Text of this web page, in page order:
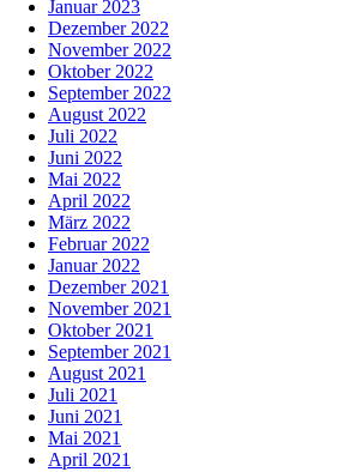
Januar 2023
Dezember 2022
November 2022
Oktober 2022
September 2022
August 2022
Juli 2022
Juni 2022
Mai 2022
April 2022
März 2022
Februar 2022
Januar 2022
Dezember 2021
November 2021
Oktober 2021
September 2021
August 2021
Juli 2021
Juni 2021
Mai 2021
April 2021